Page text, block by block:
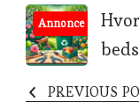
Post
Annonce
PREVIOUS